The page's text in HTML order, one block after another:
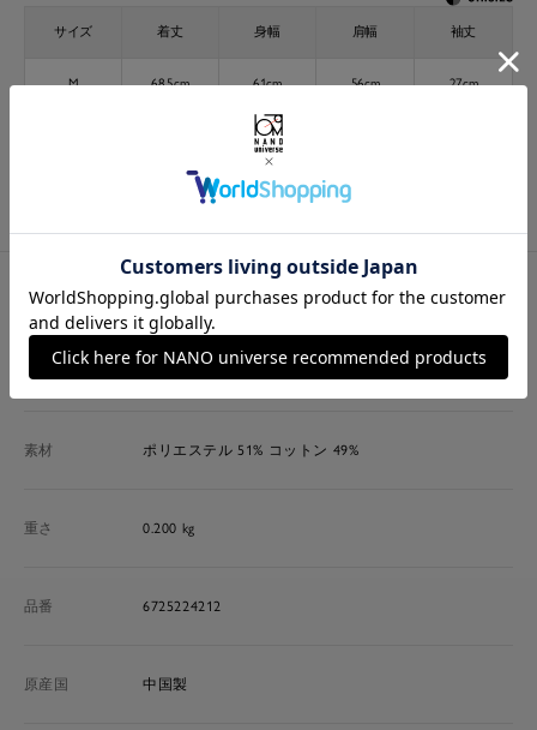
サイズ 着丈 身幅 肩幅 袖丈
M 68.5cm 61cm 56cm 27cm
64cm
こちらをご確認ください
素材・商品詳細
生地/質感
透け感/なし 裏地/なし 光沢/なし 生地の厚
素材 ポリエステル 51% コットン 49%
重さ 0.200 kg
品番 6725224212
原産国 中国製